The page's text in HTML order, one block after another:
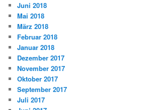
Juni 2018
Mai 2018
März 2018
Februar 2018
Januar 2018
Dezember 2017
November 2017
Oktober 2017
September 2017
Juli 2017